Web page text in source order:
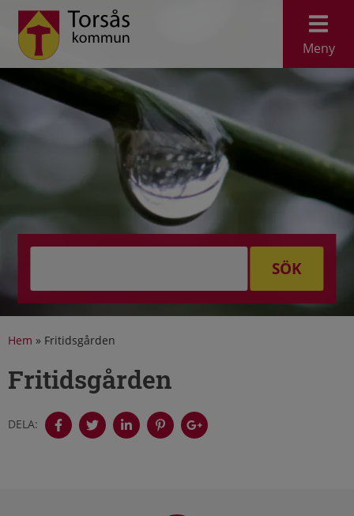
Meny
SÖK
Hem » Fritidsgården
Fritidsgården
DELA: